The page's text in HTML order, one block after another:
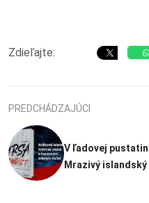
Zdieľajte:
PREDCHÁDZAJÚCI
V ľadovej
Mrazivý